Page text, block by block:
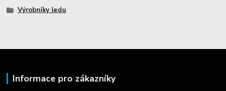
Výrobníky ledu
Informace pro zákazníky